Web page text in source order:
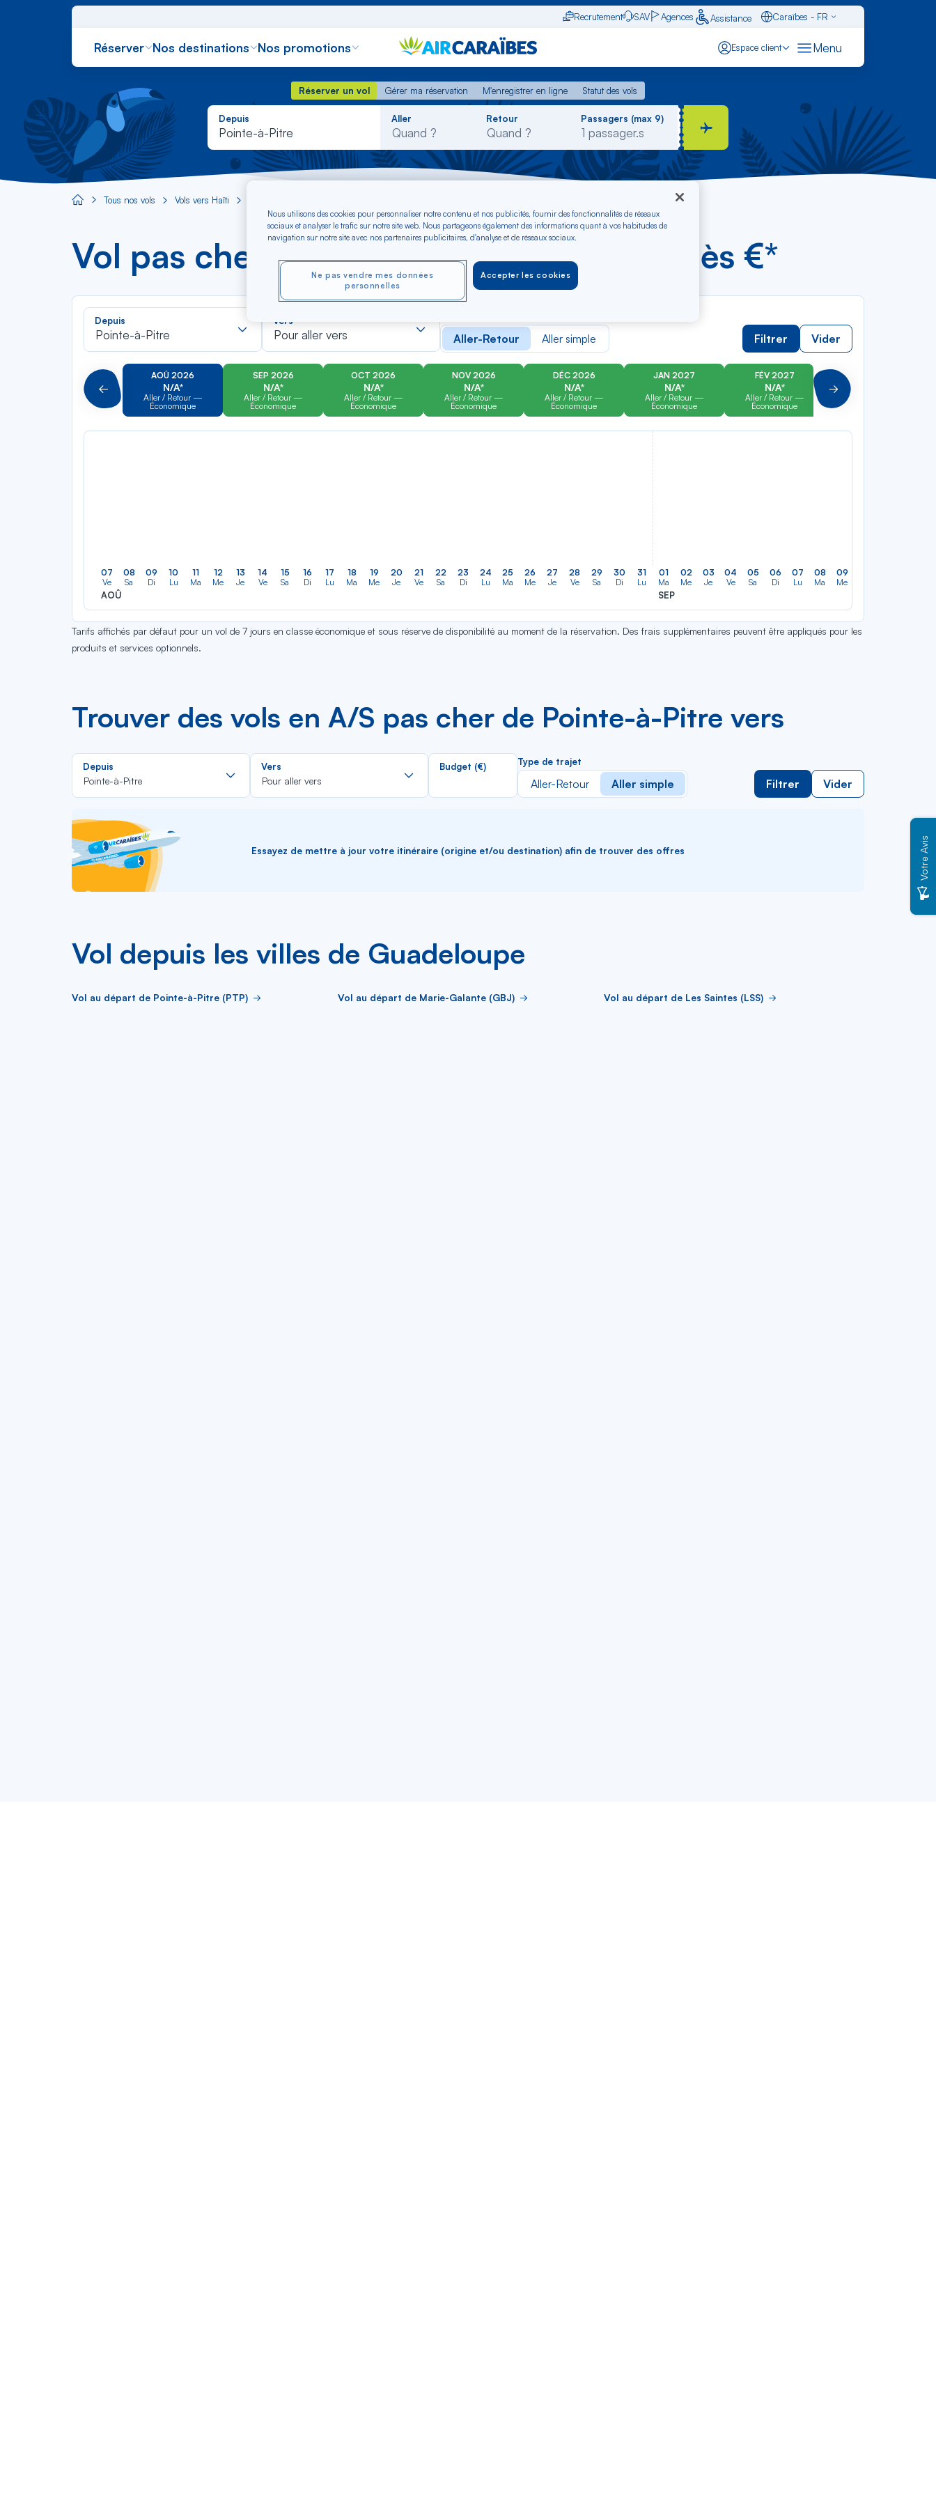
Recrutement SAV Agences Assistance
Caraïbes - FR
Réserver Nos destinations Nos promotions Espace client Menu
Réserver un vol Gérer ma réservation M'enregistrer en ligne
Statut des vols
Réserver un vol
Gérer ma réservation M'enregistrer en ligne Statut des vols
Depuis
Pointe-à-Pitre
Rechercher
dans
liste
Aller Retour Passagers (max 9)
Aircaraibes.com
Tous nos vols Vols vers Haïti
Vol pas cher Pointe-à-Pitre - vers Haïti dès €*
Depuis
Pointe-à-Pitre
dans
la
liste
Vers
Pour aller vers
dans
la
liste
Aller-Retour Aller simple Filtrer Vider
Précédent
AOÛ 2026
N/A*
Aller / Retour —
Économique
SEP 2026
N/A*
Aller / Retour —
Économique
OCT 2026
N/A*
Aller / Retour —
Économique
NOV 2026
N/A*
Aller / Retour —
Économique
DÉC 2026
N/A*
Aller / Retour —
Économique
JAN 2027
N/A*
Aller / Retour —
Économique
FÉV 2027
N/A*
Aller / Retour —
Économique
Aller / Retour —
Suivant
07
Ve
AOÛ
08
Sa
09
Di
10
Lu
11
Ma
12
Me
13
Je
14
Ve
15
Sa
16
Di
17
Lu
18
Ma
19
Me
20
Je
21
Ve
22
Sa
23
Di
24
Lu
25
Ma
26
Me
27
Je
28
Ve
29
Sa
30
Di
31
Lu
01
Ma
SEP
02
Me
03
Je
04
Ve
05
Sa
06
Di
07
Lu
08
Ma
09
Me
Tarifs affichés par défaut pour un vol de 7 jours en classe économique et sous réserve de disponibilité au moment de la réservation. Des frais supplémentaires peuvent être appliqués pour les
produits et services optionnels.
Trouver des vols en A/S pas cher de Pointe-à-Pitre vers
Depuis
Pointe-à-Pitre
Rechercher
dans
la
Vers
Pour aller vers
Rechercher
la
Budget (€) Type de trajet
Aller-Retour Aller simple Filtrer Vider
Essayez de mettre à jour votre itinéraire (origine et/ou destination) afin de trouver des offres
Vol depuis les villes de Guadeloupe
Vol au départ de Pointe-à-Pitre (PTP) Vol au départ de Marie-Galante (GBJ) Vol au départ de Les Saintes (LSS)
Nous utilisons des cookies pour personnaliser notre contenu et nos publicités, fournir des fonctionnalités de réseaux
sociaux et analyser le trafic sur notre site web. Nous partageons également des informations quant à vos habitudes de
navigation sur notre site avec nos partenaires publicitaires, d'analyse et de réseaux sociaux.
Accepter les cookies
Ne pas vendre mes données
personnelles
Votre Avis